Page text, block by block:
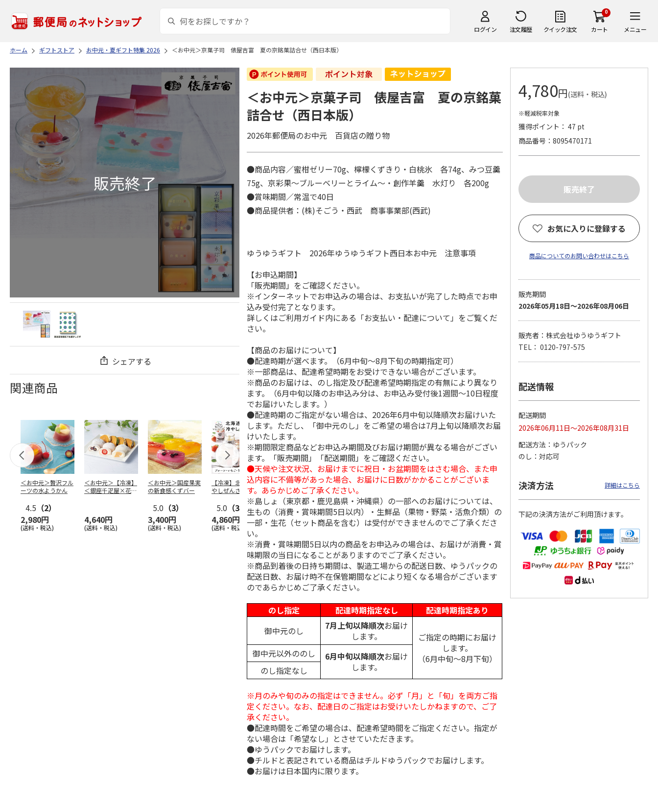
ログイン 注文履歴 クイック注文
0
カート メニュー
ホーム ギフトストア お中元・夏ギフト特集 2026 ＜お中元＞京菓子司 俵屋吉富 夏の京銘菓詰合せ（西日本版）
シェアする
関連商品
＜お中元＞贅沢フル
ーツの水ようかん
4.5 （2）
2,980円
(送料・税込)
＜お中元＞【冷凍】
＜銀座千疋屋×花園
4,640円
(送料・税込)
＜お中元＞国産果実
の新食感くずバー
5.0 （3）
3,400円
(送料・税込)
【冷凍】北海道 冷
やしぜんざい 3種6
5.0 （3）
4,860円
(送料・税込)
＜お中元＞東京あん
バターパンケーキ６
個入
4.0（1）
2,300円
(送料・税込)
＜お中元＞江戸日本
橋よもぎ草餅１６個
入
4.0（1）
2,000円
(送料・税込)
＜お中元＞ななこ
3,240円
(送料・税込)
＜お中元＞ななこ
4.5（2）
2,160円
(送料・税込)
金澤小町 KMC-15Ｒ
2,380円
＜お中元＞洋風おこ
しチュララ
3,300円
(送料・税込)
＜お中元＞京菓子司 俵屋吉富 夏の京銘菓
詰合せ（西日本版）
2026年郵便局のお中元 百貨店の贈り物
●商品内容／蜜柑ゼリー70g、檸檬くずきり・白桃氷 各74g、みつ豆羹
75g、京彩果～ブルーベリーとライム～・創作羊羹 水灯り 各200g
●賞味期間／常温で40日
●商品提供者：(株)そごう・西武 商事事業部(西武)
ゆうゆうギフト 2026年ゆうゆうギフト西日本お中元 注意事項
【お申込期間】
「販売期間」をご確認ください。
※インターネットでお申込みの場合は、お支払いが完了した時点でお申
込み受付完了となります。
詳しくはご利用ガイド内にある「お支払い・配達について」をご覧くだ
さい。
【商品のお届けについて】
●配達時期が選べます。（6月中旬～8月下旬の時期指定可）
※一部商品は、配達希望時期をお受けできない場合がございます。
※商品のお届けは、のし指定及び配達希望時期指定の有無により異なり
ます。（6月中旬以降のお申込み分は、お申込み受付後1週間～10日程度
でお届けいたします。）
●配達時期のご指定がない場合は、2026年6月中旬以降順次お届けいた
します。ただし、「御中元のし」をご希望の場合は7月上旬以降順次お届
けいたします。
※期間限定商品などお申込み期間及びお届け期間が異なる場合がござい
ます。「販売期間」「配送期間」をご確認ください。
●天候や注文状況、お届けまでに祝日・お盆期間をはさむ場合、また申
込内容に不備等があった場合、お届けに日数がかかることがございま
す。あらかじめご了承ください。
※島しょ（東京都・鹿児島県・沖縄県）の一部へのお届けについては、
生もの（消費・賞味期間5日以内）・生鮮品（果物・野菜・活魚介類）の
一部・生花（セット商品を含む）は受付ができませんのでご了承くださ
い。
※消費・賞味期間5日以内の商品をお申込みの場合は、お届けが消費・賞
味期限の当日になることがありますのでご了承ください。
※商品到着後の日持ち期間は、製造工場からの配送日数、ゆうパックの
配送日数、お届け時不在保管期間などにより短くなる場合がございます
のであらかじめご了承ください。
のし指定
配達時期指定なし
配達時期指定あり
御中元のし
7月上旬以降順次お届け
します。
ご指定の時期にお届け
します。
（6月中旬～8月下旬）
御中元以外ののし 6月中旬以降順次お届け
します。
のし指定なし
※月のみや旬のみの指定はできません。必ず「月」と「旬」を両方ご指
定ください。なお、配達日のご指定はお受けいたしかねますので、ご了
承ください。
●配達時間をご希望の場合は、配達希望時間をご指定ください。指定が
ない場合は「希望なし」とさせていただきます。
●ゆうパックでお届けします。
●チルドと表記されている商品はチルドゆうパックでお届けします。
●お届けは日本国内に限ります。
4,780円(送料・税込)
※軽減税率対象
獲得ポイント： 47 pt
商品番号
8095470171
お気に入りに登録する
商品についてのお問い合わせはこちら
販売期間
2026年05月18日～2026年08月06日
販売者：株式会社ゆうゆうギフト
TEL： 0120-797-575
配送情報
配送期間
2026年06月11日～2026年08月31日
配送方法
ゆうパック
のし
対応可
決済方法 詳細はこちら
下記の決済方法がご利用頂けます。